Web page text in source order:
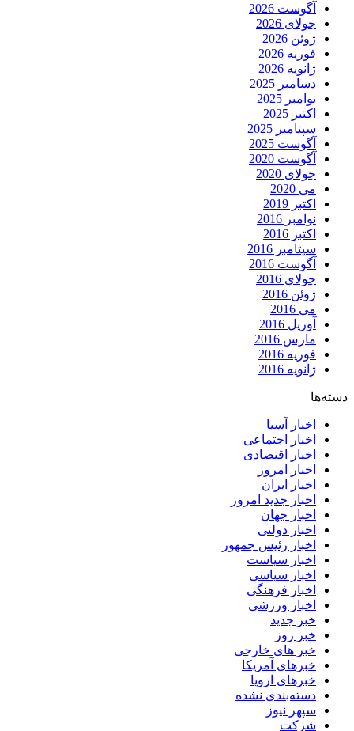
آگوست 2026
جولای 2026
ژوئن 2026
فوریه 2026
ژانویه 2026
دسامبر 2025
نوامبر 2025
اکتبر 2025
سپتامبر 2025
آگوست 2025
آگوست 2020
جولای 2020
می 2020
اکتبر 2019
نوامبر 2016
اکتبر 2016
سپتامبر 2016
آگوست 2016
جولای 2016
ژوئن 2016
می 2016
آوریل 2016
مارس 2016
فوریه 2016
ژانویه 2016
دسته‌ها
اخبار آسیا
اخبار اجتماعی
اخبار اقتصادی
اخبار امروز
اخبار ایران
اخبار جدید امروز
اخبار جهان
اخبار دولتی
اخبار رئیس جمهور
اخبار سیاست
اخبار سیاسی
اخبار فرهنگی
اخبار ورزشی
خبر جدید
خبر روز
خبر های خارجی
خبرهای آمریکا
خبرهای اروپا
دسته‌بندی نشده
سپهر نیوز
شرکت